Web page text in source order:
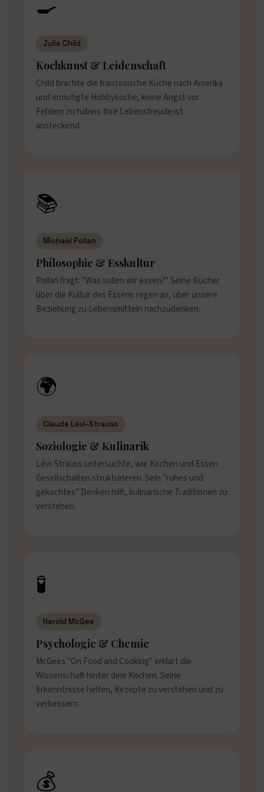
🍳
Julia Child
Kochkunst & Leidenschaft
Child brachte die französische Küche nach Amerika
und ermutigte Hobbyköche, keine Angst vor
Fehlern zu haben. Ihre Lebensfreude ist
ansteckend.
📚
Michael Pollan
Philosophie & Esskultur
Pollan fragt: "Was sollen wir essen?" Seine Bücher
über die Kultur des Essens regen an, über unsere
Beziehung zu Lebensmitteln nachzudenken.
🌍
Claude Lévi-Strauss
Soziologie & Kulinarik
Lévi-Strauss untersuchte, wie Kochen und Essen
Gesellschaften strukturieren. Sein "rohes und
gekochtes" Denken hilft, kulinarische Traditionen zu
verstehen.
🧪
Harold McGee
Psychologie & Chemie
McGees "On Food and Cooking" erklärt die
Wissenschaft hinter dem Kochen. Seine
Erkenntnisse helfen, Rezepte zu verstehen und zu
verbessern.
💰